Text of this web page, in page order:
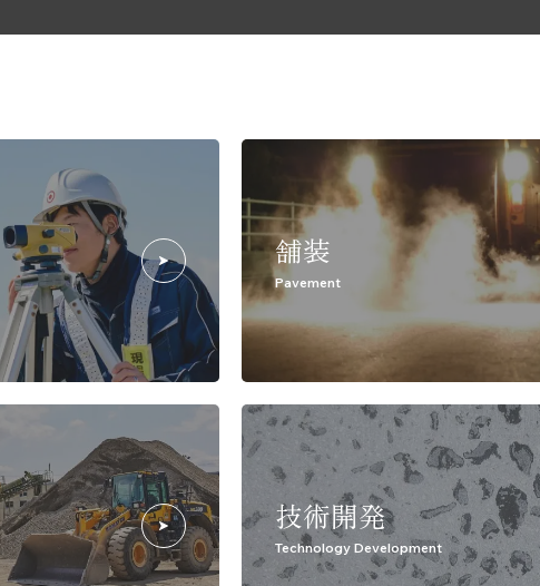
舗装
Pavement
技術開発
Technology Development